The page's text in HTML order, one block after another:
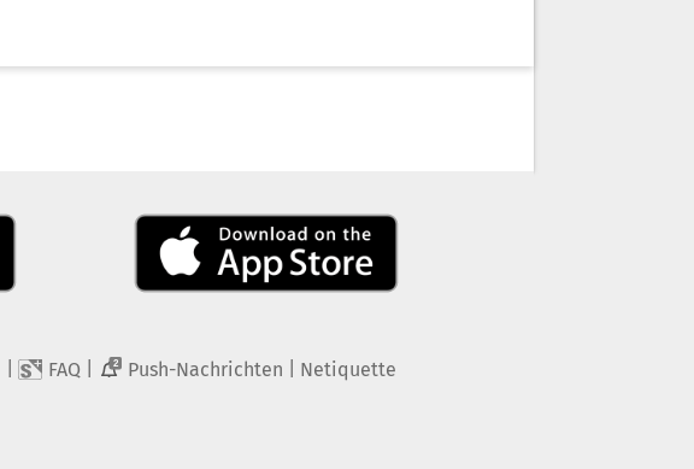
FAQ 2 Push-Nachrichten Netiquette